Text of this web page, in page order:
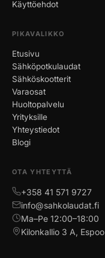
Käyttöehdot
PIKAVALIKKO
Etusivu
Sähköpotkulaudat
Sähköskootterit
Varaosat
Huoltopalvelu
Yrityksille
Yhteystiedot
Blogi
OTA YHTEYTTÄ
+358 41 571 9727
info@sahkolaudat.fi
Ma–Pe 12:00–18:00
Kilonkallio 3 A, Espoo